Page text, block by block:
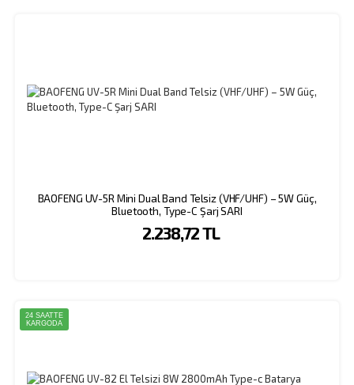
BAOFENG UV-5R Mini Dual Band Telsiz (VHF/UHF) – 5W Güç,
Bluetooth, Type-C Şarj SARI
2.238,72 TL
24 SAATTE
KARGODA